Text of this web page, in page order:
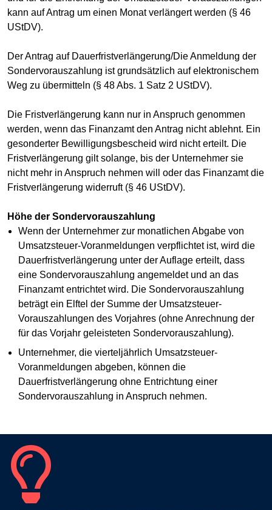
kann auf Antrag um einen Monat verlängert werden (§ 46
UStDV).
Der Antrag auf Dauerfristverlängerung/Die Anmeldung der
Sondervorauszahlung ist grundsätzlich auf elektronischem
Weg zu übermitteln (§ 48 Abs. 1 Satz 2 UStDV).
Die Fristverlängerung kann nur in Anspruch genommen
werden, wenn das Finanzamt den Antrag nicht ablehnt. Ein
gesonderter Bewilligungsbescheid wird nicht erteilt. Die
Fristverlängerung gilt solange, bis der Unternehmer sie
nicht mehr in Anspruch nehmen will oder das Finanzamt die
Fristverlängerung widerruft (§ 46 UStDV).
Höhe der Sondervorauszahlung
Wenn der Unternehmer zur monatlichen Abgabe von
Umsatzsteuer-Voranmeldungen verpflichtet ist, wird die
Dauerfristverlängerung unter der Auflage erteilt, dass
eine Sondervorauszahlung angemeldet und an das
Finanzamt entrichtet wird. Die Sondervorauszahlung
beträgt ein Elftel der Summe der Umsatzsteuer-
Vorauszahlungen des Vorjahres (ohne Anrechnung der
für das Vorjahr geleisteten Sondervorauszahlung).
Unternehmer, die vierteljährlich Umsatzsteuer-
Voranmeldungen abgeben, können die
Dauerfristverlängerung ohne Entrichtung einer
Sondervorauszahlung in Anspruch nehmen.